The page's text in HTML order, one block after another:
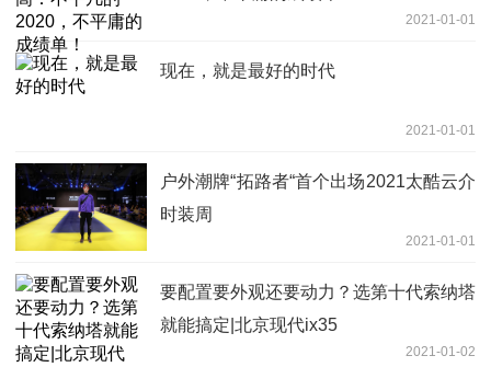
2021-01-01
现在，就是最好的时代
2021-01-01
户外潮牌“拓路者“首个出场2021太酷云介
时装周
2021-01-01
要配置要外观还要动力？选第十代索纳塔
就能搞定|北京现代ix35
2021-01-02